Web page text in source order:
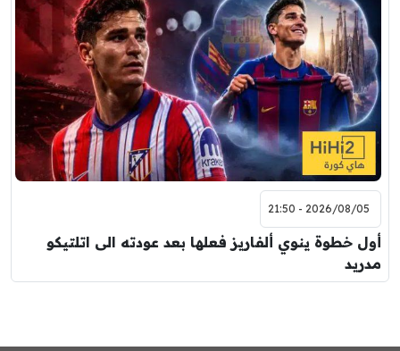
2026/08/05 - 21:50
أول خطوة ينوي ألفاريز فعلها بعد عودته الى اتلتيكو
مدريد